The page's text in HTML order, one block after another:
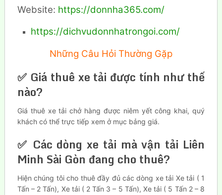
Website: https://donnha365.com/
https://dichvudonnhatrongoi.com/
Những Câu Hỏi Thường Gặp
✅ Giá thuê xe tải được tính như thế
nào?
Giá thuê xe tải chở hàng được niêm yết công khai, quý
khách có thể trực tiếp xem ở mục bảng giá.
✅ Các dòng xe tải mà vận tải Liên
Minh Sài Gòn đang cho thuê?
Hiện chúng tôi cho thuê đầy đủ các dòng xe tải Xe tải ( 1
Tấn – 2 Tấn), Xe tải ( 2 Tấn 3 – 5 Tấn), Xe tải ( 5 Tấn 2 – 8